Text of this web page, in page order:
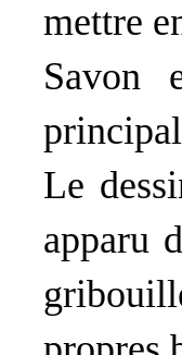
mettre
Savon
Le
apparu